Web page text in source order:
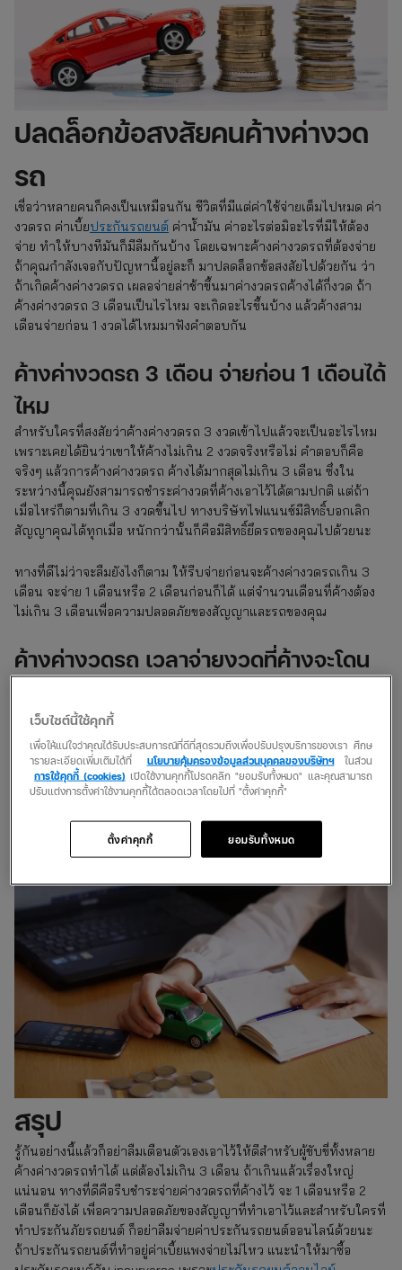
ปลดล็อกข้อสงสัยคนค้างค่างวด
รถ
เชื่อว่าหลายคนก็คงเป็นเหมือนกัน ชีวิตที่มีแต่ค่าใช้จ่ายเต็มไปหมด ค่า
งวดรถ ค่าเบี้ยประกันรถยนต์ ค่าน้ำมัน ค่าอะไรต่อมิอะไรที่มีให้ต้อง
จ่าย ทำให้บางทีมันก็มีลืมกันบ้าง โดยเฉพาะค้างค่างวดรถที่ต้องจ่าย
ถ้าคุณกำลังเจอกับปัญหานี้อยู่ละก็ มาปลดล็อกข้อสงสัยไปด้วยกัน ว่า
ถ้าเกิดค้างค่างวดรถ เผลอจ่ายล่าช้าขึ้นมาค่างวดรถค้างได้กี่งวด ถ้า
ค้างค่างวดรถ 3 เดือนเป็นไรไหม จะเกิดอะไรขึ้นบ้าง แล้วค้างสาม
เดือนจ่ายก่อน 1 งวดได้ไหมมาฟังคำตอบกัน
ค้างค่างวดรถ 3 เดือน จ่ายก่อน 1 เดือนได้
ไหม
สำหรับใครที่สงสัยว่าค้างค่างวดรถ 3 งวดเข้าไปแล้วจะเป็นอะไรไหม
เพราะเคยได้ยินว่าเขาให้ค้างไม่เกิน 2 งวดจริงหรือไม่ คำตอบก็คือ
จริงๆ แล้วการค้างค่างวดรถ ค้างได้มากสุดไม่เกิน 3 เดือน ซึ่งใน
ระหว่างนี้คุณยังสามารถชำระค่างวดที่ค้างเอาไว้ได้ตามปกติ แต่ถ้า
เมื่อไหร่ก็ตามที่เกิน 3 งวดขึ้นไป ทางบริษัทไฟแนนซ์มีสิทธิ์บอกเลิก
สัญญาคุณได้ทุกเมื่อ หนักกว่านั้นก็คือมีสิทธิ์ยึดรถของคุณไปด้วยนะ
ทางที่ดีไม่ว่าจะลืมยังไงก็ตาม ให้รีบจ่ายก่อนจะค้างค่างวดรถเกิน 3
เดือน จะจ่าย 1 เดือนหรือ 2 เดือนก่อนก็ได้ แต่จำนวนเดือนที่ค้างต้อง
ไม่เกิน 3 เดือนเพื่อความปลอดภัยของสัญญาและรถของคุณ
ค้างค่างวดรถ เวลาจ่ายงวดที่ค้างจะโดน
ตามปกติแล้วการชำระค่างวดที่ค้างเอาไว้ ไม่ว่าจะเป็นค่าอะไรก็ตาม ก็
มักจะมีค่าปรับหรือดอกเบี้ยอยู่แล้ว เช่นเดียวกับค่างวดรถที่ก็จะมีการ
คิดอัตราดอกเบี้ยตามที่ทางธนาคารกำหนดเอาไว้เช่นกัน ซึ่งกฎหมาย
ระบุเอาไว้ว่าไม่เกินร้อยละ 5 เพื่อให้ชัวร์ที่สุด ควรเช็คยอดชำระที่ค้าง
เอาไว้กับทางธนาคารก่อน เพื่อให้รู้แน่ชัดว่าคุณต้องจ่ายค่างวดรถที่
ค้างเอาไว้บวกกับดอกเบี้ยปรับอีกเท่าไหร่
สรุป
รู้กันอย่างนี้แล้วก็อย่าลืมเตือนตัวเองเอาไว้ให้ดีสำหรับผู้ขับขี่ทั้งหลาย
ค้างค่างวดรถทำได้ แต่ต้องไม่เกิน 3 เดือน ถ้าเกินแล้วเรื่องใหญ่
แน่นอน ทางที่ดีคือรีบชำระจ่ายค่างวดรถที่ค้างไว้ จะ 1 เดือนหรือ 2
เดือนก็ยังได้ เพื่อความปลอดภัยของสัญญาที่ทำเอาไว้และสำหรับใครที่
ทำประกันภัยรถยนต์ ก็อย่าลืมจ่ายค่าประกันรถยนต์ออนไลน์ด้วยนะ
ถ้าประกันรถยนต์ที่ทำอยู่ค่าเบี้ยแพงจ่ายไม่ไหว แนะนำให้มาซื้อ
เว็บไซต์นี้ใช้คุกกี้
เพื่อให้แน่ใจว่าคุณได้รับประสบการณ์ที่ดีที่สุดรวมถึงเพื่อปรับปรุงบริการของเรา ศึกษ
ารายละเอียดเพิ่มเติมได้ที่
นโยบายคุ้มครองข้อมูลส่วนบุคคลของบริษัทฯในส่วน
การใช้คุกกี้ (cookies) เปิดใช้งานคุกกี้โปรดคลิก "ยอมรับทั้งหมด" และคุณสามารถ
ปรับแต่งการตั้งค่าใช้งานคุกกี้ได้ตลอดเวลาโดยไปที่ "ตั้งค่าคุกกี้"
ยอมรับทั้งหมด
ตั้งค่าคุกกี้